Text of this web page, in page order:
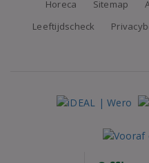
Horeca
Sitemap
Leeftijdscheck